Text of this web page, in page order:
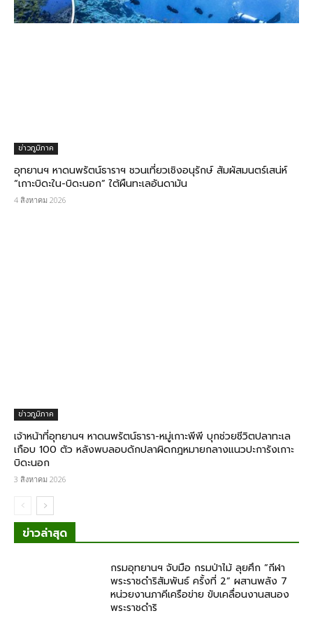
ข่าวภูมิภาค
อุทยานฯ หาดนพรัตน์ธาราฯ ชวนเที่ยวเชิงอนุรักษ์ สัมผัสมนตร์เสน่ห์
“เกาะบิดะใน-บิดะนอก” ใต้ผืนทะเลอันดามัน
4 สิงหาคม 2026
ข่าวภูมิภาค
เจ้าหน้าที่อุทยานฯ หาดนพรัตน์ธารา-หมู่เกาะพีพี บุกช่วยชีวิตปลาทะเล
เกือบ 100 ตัว หลังพบลอบดักปลาผิดกฎหมายกลางแนวปะการังเกาะ
บิดะนอก
3 สิงหาคม 2026
ข่าวล่าสุด
กรมอุทยานฯ จับมือ กรมป่าไม้ ลุยศึก “กีฬา
พระราชดำริสัมพันธ์ ครั้งที่ 2” ผสานพลัง 7
หน่วยงานภาคีเครือข่าย ขับเคลื่อนงานสนอง
พระราชดำริ